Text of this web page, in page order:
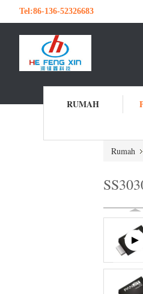
Tel:86-136-52326683
RUMAH
Rumah